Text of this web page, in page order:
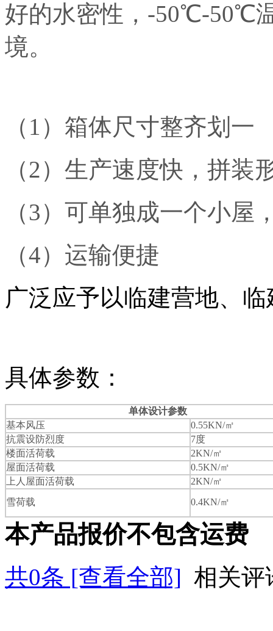
好的水密性，-50℃-50℃
境。
（1）箱体尺寸整齐划一
（2）生产速度快，拼装
（3）可单独成一个小屋
（4）运输便捷
广泛应予以临建营地、
具体参数：
单体设计参数
基本风压
0.55KN/㎡
抗震设防烈度
7度
楼面活荷载
2KN/㎡
屋面活荷载
0.5KN/㎡
上人屋面活荷载
2KN/㎡
雪荷载
0.4KN/㎡
本产品报价不包含运费
共0条 [查看全部] 相关评